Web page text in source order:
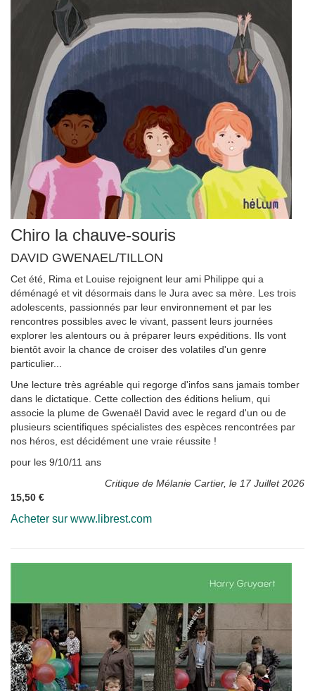
Chiro la chauve-souris
DAVID GWENAEL/TILLON
Cet été, Rima et Louise rejoignent leur ami Philippe qui a
déménagé et vit désormais dans le Jura avec sa mère. Les trois
adolescents, passionnés par leur environnement et par les
rencontres possibles avec le vivant, passent leurs journées
explorer les alentours ou à préparer leurs expéditions. Ils vont
bientôt avoir la chance de croiser des volatiles d'un genre
particulier...
Une lecture très agréable qui regorge d'infos sans jamais tomber
dans le dictatique. Cette collection des éditions helium, qui
associe la plume de Gwenaël David avec le regard d'un ou de
plusieurs scientifiques spécialistes des espèces rencontrées par
nos héros, est décidément une vraie réussite !
pour les 9/10/11 ans
Critique de Mélanie Cartier, le 17 Juillet 2026
15,50 €
Acheter sur www.librest.com